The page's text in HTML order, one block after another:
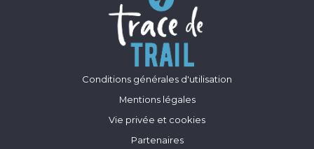
Conditions générales d'utilisation
Mentions légales
Vie privée et cookies
Partenaires